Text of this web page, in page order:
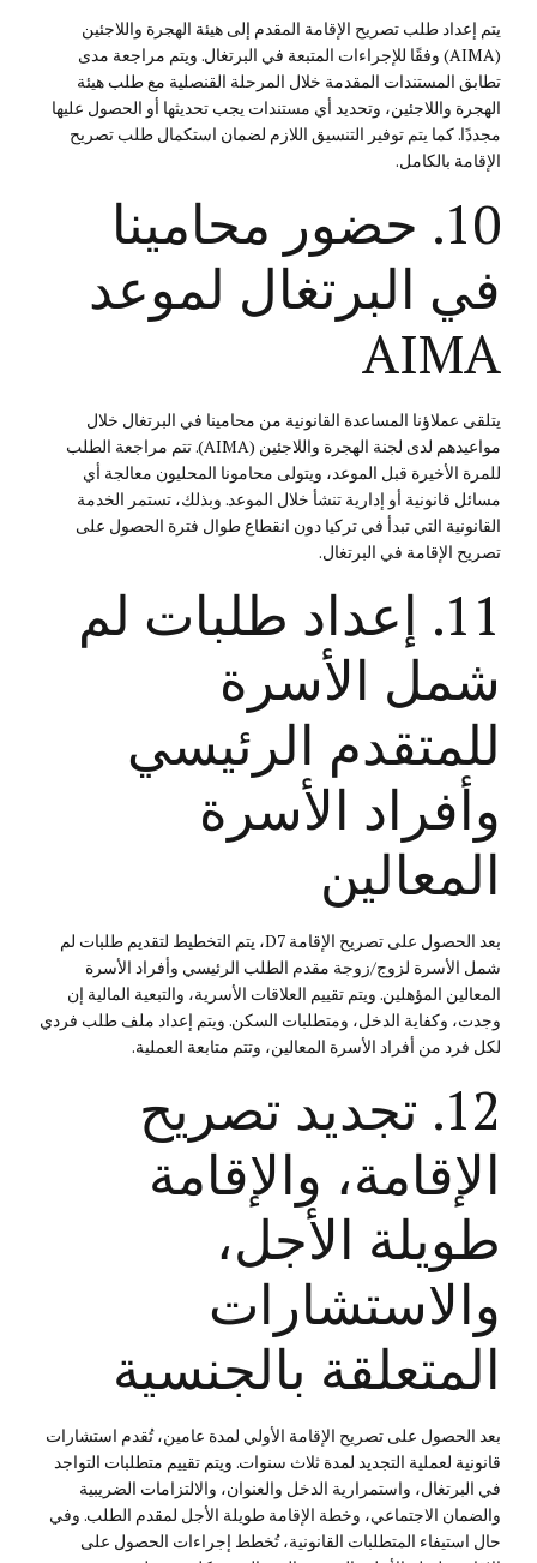
يتم إعداد طلب تصريح الإقامة المقدم إلى هيئة الهجرة واللاجئين
(AIMA) وفقًا للإجراءات المتبعة في البرتغال. ويتم مراجعة مدى
تطابق المستندات المقدمة خلال المرحلة القنصلية مع طلب هيئة
الهجرة واللاجئين، وتحديد أي مستندات يجب تحديثها أو الحصول عليها
مجددًا. كما يتم توفير التنسيق اللازم لضمان استكمال طلب تصريح
الإقامة بالكامل.
10. حضور محامينا
في البرتغال لموعد
AIMA
يتلقى عملاؤنا المساعدة القانونية من محامينا في البرتغال خلال
مواعيدهم لدى لجنة الهجرة واللاجئين (AIMA). تتم مراجعة الطلب
للمرة الأخيرة قبل الموعد، ويتولى محامونا المحليون معالجة أي
مسائل قانونية أو إدارية تنشأ خلال الموعد. وبذلك، تستمر الخدمة
القانونية التي تبدأ في تركيا دون انقطاع طوال فترة الحصول على
تصريح الإقامة في البرتغال.
11. إعداد طلبات لم
شمل الأسرة
للمتقدم الرئيسي
وأفراد الأسرة
المعالين
بعد الحصول على تصريح الإقامة D7، يتم التخطيط لتقديم طلبات لم
شمل الأسرة لزوج/زوجة مقدم الطلب الرئيسي وأفراد الأسرة
المعالين المؤهلين. ويتم تقييم العلاقات الأسرية، والتبعية المالية إن
وجدت، وكفاية الدخل، ومتطلبات السكن. ويتم إعداد ملف طلب فردي
لكل فرد من أفراد الأسرة المعالين، وتتم متابعة العملية.
12. تجديد تصريح
الإقامة، والإقامة
طويلة الأجل،
والاستشارات
المتعلقة بالجنسية
بعد الحصول على تصريح الإقامة الأولي لمدة عامين، تُقدم استشارات
قانونية لعملية التجديد لمدة ثلاث سنوات. ويتم تقييم متطلبات التواجد
في البرتغال، واستمرارية الدخل والعنوان، والالتزامات الضريبية
والضمان الاجتماعي، وخطة الإقامة طويلة الأجل لمقدم الطلب. وفي
حال استيفاء المتطلبات القانونية، تُخطط إجراءات الحصول على